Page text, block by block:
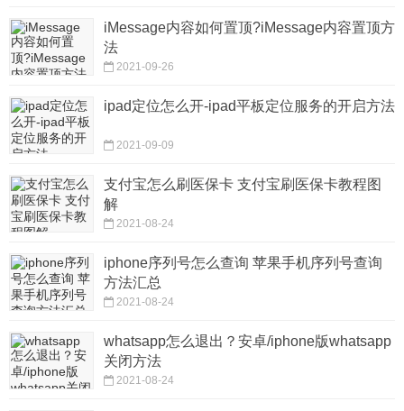
iMessage内容如何置顶?iMessage内容置顶方
法
2021-09-26
ipad定位怎么开-ipad平板定位服务的开启方法
2021-09-09
支付宝怎么刷医保卡 支付宝刷医保卡教程图
解
2021-08-24
iphone序列号怎么查询 苹果手机序列号查询
方法汇总
2021-08-24
whatsapp怎么退出？安卓/iphone版whatsapp
关闭方法
2021-08-24